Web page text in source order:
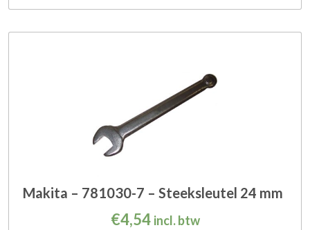
Makita – 781030-7 – Steeksleutel 24 mm
€4,54 incl. btw